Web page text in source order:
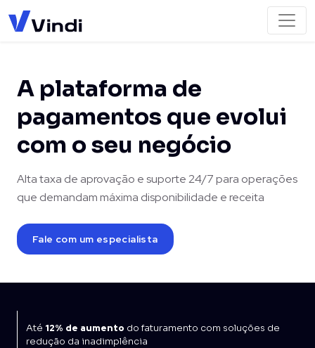
A plataforma de
pagamentos que evolui
com o seu negócio
Alta taxa de aprovação e suporte 24/7 para operações
que demandam máxima disponibilidade e receita
Fale com um especialista
Até 12% de aumento do faturamento com soluções de
redução da inadimplência